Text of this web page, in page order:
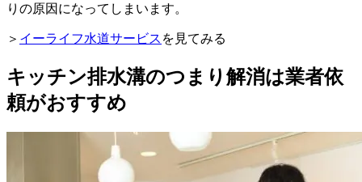
りの原因になってしまいます。
＞ イーライフ水道サービス を見てみる
キッチン排水溝のつまり解消は業者依
頼がおすすめ